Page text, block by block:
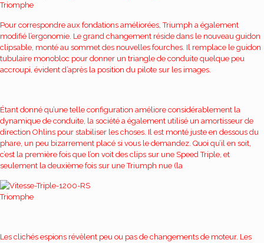
Triomphe
Pour correspondre aux fondations améliorées, Triumph a également
modifié l’ergonomie. Le grand changement réside dans le nouveau guidon
clipsable, monté au sommet des nouvelles fourches. Il remplace le guidon
tubulaire monobloc pour donner un triangle de conduite quelque peu
accroupi, évident d’après la position du pilote sur les images.
Étant donné qu’une telle configuration améliore considérablement la
dynamique de conduite, la société a également utilisé un amortisseur de
direction Ohlins pour stabiliser les choses. Il est monté juste en dessous du
phare, un peu bizarrement placé si vous le demandez. Quoi qu’il en soit,
c’est la première fois que l’on voit des clips sur une Speed ​​Triple, et
seulement la deuxième fois sur une Triumph nue (la
Triomphe
Les clichés espions révèlent peu ou pas de changements de moteur. Les